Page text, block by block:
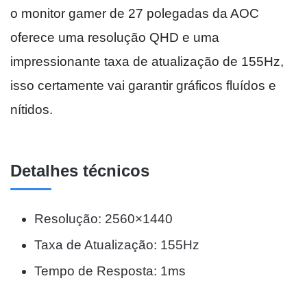
o monitor gamer de 27 polegadas da AOC
oferece uma resolução QHD e uma
impressionante taxa de atualização de 155Hz,
isso certamente vai garantir gráficos fluídos e
nítidos.
Detalhes técnicos
Resolução: 2560×1440
Taxa de Atualização: 155Hz
Tempo de Resposta: 1ms